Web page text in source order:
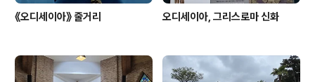
《오디세이아》 줄거리 오디세이아, 그리스로마 신화